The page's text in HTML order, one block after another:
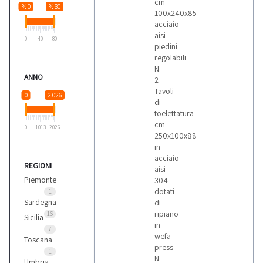
% 0 % 80
0 40 80
ANNO
0 2 026
0 1013 2026
REGIONI
Piemonte
1
Sardegna
16
Sicilia
7
Toscana
1
100x240x85
acciaio
aisi
piedini
regolabili
N.
2
Tavoli
di
toelettatura
cm
250x100x88
in
acciaio
aisi
304
dotati
di
ripiano
in
wefa-
press
N.